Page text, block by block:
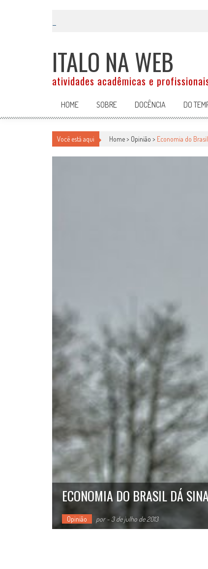
ITALO NA WEB
atividades acadêmicas e
HOME SOBRE DOCÊNCIA DO
Você está aqui Home > Opinião > Economia do
ECONOMIA DO BRASIL DÁ
Opinião por- 3 de julho de 2013